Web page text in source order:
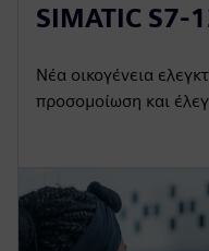
SIMATIC S7-
Νέα οικογένεια
προσομοίωση και